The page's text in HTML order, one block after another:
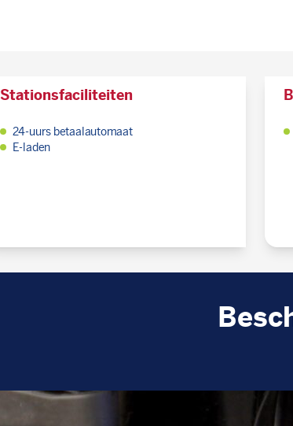
Stationsfaciliteiten
24-uurs betaalautomaat
E-laden